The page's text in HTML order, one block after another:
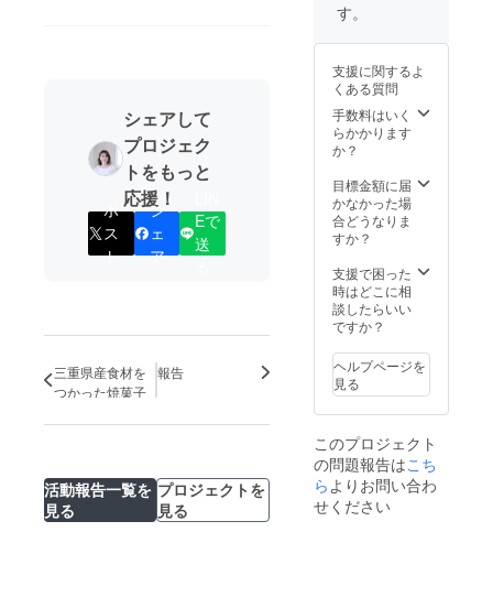
シェアして
プロジェク
トをもっと
応援！
ポ
ス
ト
シ
ェ
ア
Eで
送
三重県産食材を
つかった焼菓子
報告
活動報告一覧を
見る
プロジェクトを
見る
催時の
シエデ
ビュー
。
す。
支援に関するよ
くある質問
手数料はいく
らかかります
か？
目標金額に届
かなかった場
合どうなりま
すか？
支援で困った
時はどこに相
談したらいい
ですか？
ヘルプページを
見る
このプロジェクト
の問題報告はこち
らよりお問い合わ
せください